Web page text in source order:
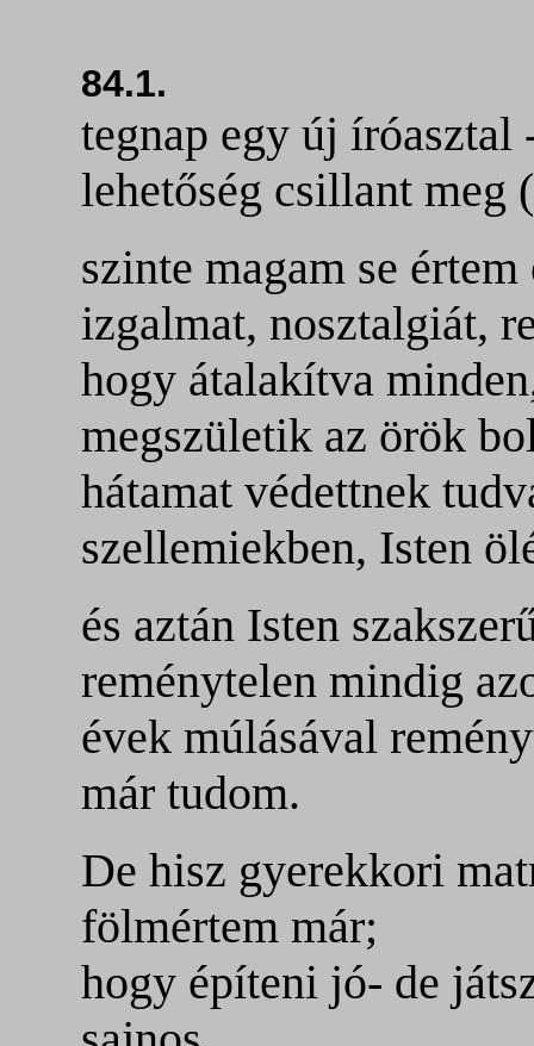
84.1.
tegnap egy új íróasztal
lehetőség csillant
szinte magam se
izgalmat, nosztalgiát,
hogy átalakítva
megszületik az örök
hátamat védettnek
szellemiekben, Isten
és aztán Isten
reménytelen mindig
évek múlásával
már tudom.
De hisz gyerekkori
fölmértem már;
hogy építeni jó- de